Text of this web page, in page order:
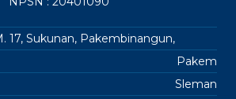
17, Sukunan, Pakembinangun,
Pakem
Sleman